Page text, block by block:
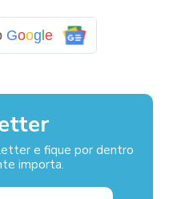
Goog e
e fique por dentro
importa.